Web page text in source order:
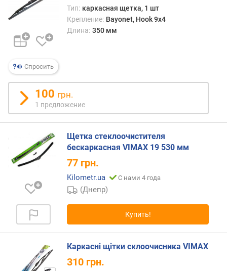
Спросить
Тип: каркасная щетка, 1 шт
Крепление: Bayonet, Hook 9x4
Длина: 350 мм
100 грн.
1 предложение
Щетка стеклоочистителя
бескаркасная VIMAX 19 530 мм
77 грн.
Kilometr.ua С нами 4 года
(Днепр)
Купить!
Каркасні щітки склоочисника VIMAX
310 грн.